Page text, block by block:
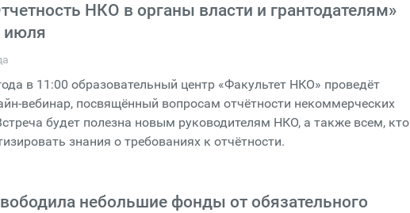
НКО в органы власти и грантодателям»
июля
в 11:00 образовательный центр «Факультет НКО» проведёт
вебинар, посвящённый вопросам отчётности некоммерческих
будет полезна новым руководителям НКО, а также всем, кто
знания о требованиях к отчётности.
небольшие фонды от обязательного